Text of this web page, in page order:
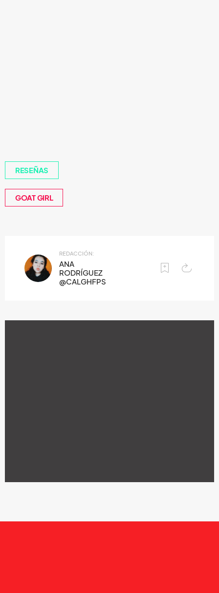
RESEÑAS
GOAT GIRL
REDACCIÓN:
ANA
RODRÍGUEZ
@CALGHFPS